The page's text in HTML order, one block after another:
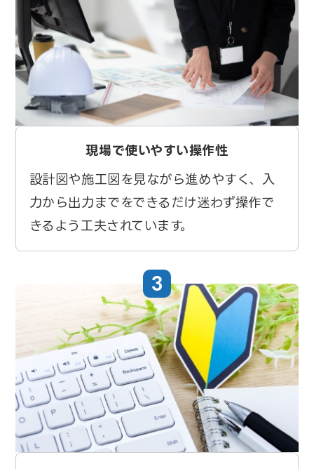
現場で使いやすい操作性
設計図や施工図を見ながら進めやすく、入
力から出力までをできるだけ迷わず操作で
きるよう工夫されています。
3